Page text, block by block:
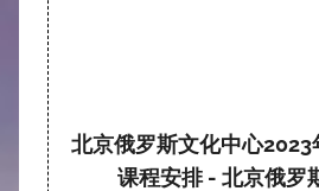
北京俄罗斯文化中心2023
课程安排 - 北京俄罗